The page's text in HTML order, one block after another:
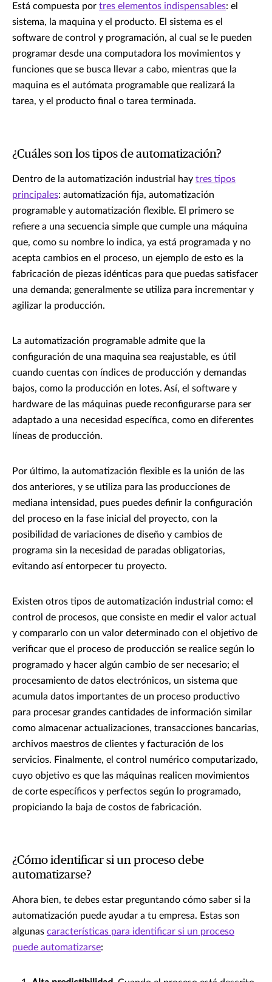
Está compuesta por tres elementos indispensables: el
sistema, la maquina y el producto. El sistema es el
software de control y programación, al cual se le pueden
programar desde una computadora los movimientos y
funciones que se busca llevar a cabo, mientras que la
maquina es el autómata programable que realizará la
tarea, y el producto final o tarea terminada.
¿Cuáles son los tipos de automatización?
Dentro de la automatización industrial hay tres tipos
principales: automatización fija, automatización
programable y automatización flexible. El primero se
refiere a una secuencia simple que cumple una máquina
que, como su nombre lo indica, ya está programada y no
acepta cambios en el proceso, un ejemplo de esto es la
fabricación de piezas idénticas para que puedas satisfacer
una demanda; generalmente se utiliza para incrementar y
agilizar la producción.
La automatización programable admite que la
configuración de una maquina sea reajustable, es útil
cuando cuentas con índices de producción y demandas
bajos, como la producción en lotes. Así, el software y
hardware de las máquinas puede reconfigurarse para ser
adaptado a una necesidad específica, como en diferentes
líneas de producción.
Por último, la automatización flexible es la unión de las
dos anteriores, y se utiliza para las producciones de
mediana intensidad, pues puedes definir la configuración
del proceso en la fase inicial del proyecto, con la
posibilidad de variaciones de diseño y cambios de
programa sin la necesidad de paradas obligatorias,
evitando así entorpecer tu proyecto.
Existen otros tipos de automatización industrial como: el
control de procesos, que consiste en medir el valor actual
y compararlo con un valor determinado con el objetivo de
verificar que el proceso de producción se realice según lo
programado y hacer algún cambio de ser necesario; el
procesamiento de datos electrónicos, un sistema que
acumula datos importantes de un proceso productivo
para procesar grandes cantidades de información similar
como almacenar actualizaciones, transacciones bancarias,
archivos maestros de clientes y facturación de los
servicios. Finalmente, el control numérico computarizado,
cuyo objetivo es que las máquinas realicen movimientos
de corte específicos y perfectos según lo programado,
propiciando la baja de costos de fabricación.
¿Cómo identificar si un proceso debe
automatizarse?
Ahora bien, te debes estar preguntando cómo saber si la
automatización puede ayudar a tu empresa. Estas son
algunas características para identificar si un proceso
puede automatizarse: